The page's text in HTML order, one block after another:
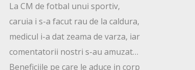
La CM de fotbal unui sportiv,
caruia i s-a facut rau de la caldura,
medicul i-a dat zeama de varza, iar
comentatorii nostri s-au amuzat…
Beneficiile pe care le aduce in corp